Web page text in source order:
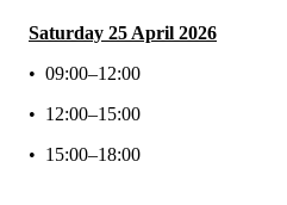
Saturday 25 April 2026
• 09:00–12:00
• 12:00–15:00
• 15:00–18:00